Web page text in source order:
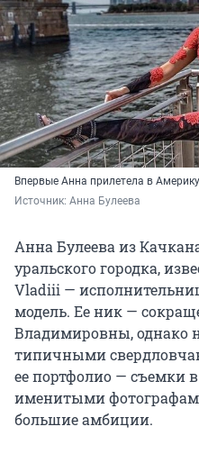
Впервые Анна прилетела в
Источник: Анна Булеева
Анна Булеева из
уральского городка,
Vladiii —
модель. Ее ник —
Владимировны, однако
типичными
ее портфолио — съемки
именитыми
большие амбиции.